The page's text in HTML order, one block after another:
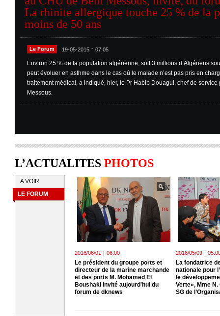
La rhinite allergique touche 25 % de la
moins de 50 ans
Le Forum 19-05-2015 - 07:05
Environ 25 % de la population algérienne, soit 3 millions d’Algériens
peut évoluer en asthme dans le cas où le malade n’est pas pris en
traitement médical, a indiqué, hier, le Pr Habib Douagui, chef de
Messous.
L’ACTUALITES PHOTOS
A VOIR
LE FORUM
2016/06/01 | 06:00
Le président du groupe ports et
directeur de la marine marchande
et des ports M. Mohamed El
Boushaki invité aujourd'hui du
forum de dknews
2016/05/09 |
La fondatrice
nationale pour
le
Verte», Mme
SG de